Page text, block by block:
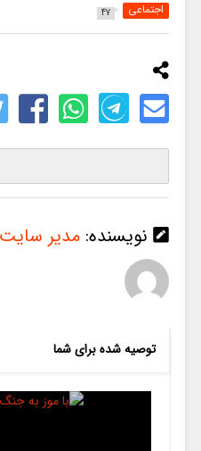
اجتماعی 47
نویسنده: مدیر سایت
توصیه شده برای شما